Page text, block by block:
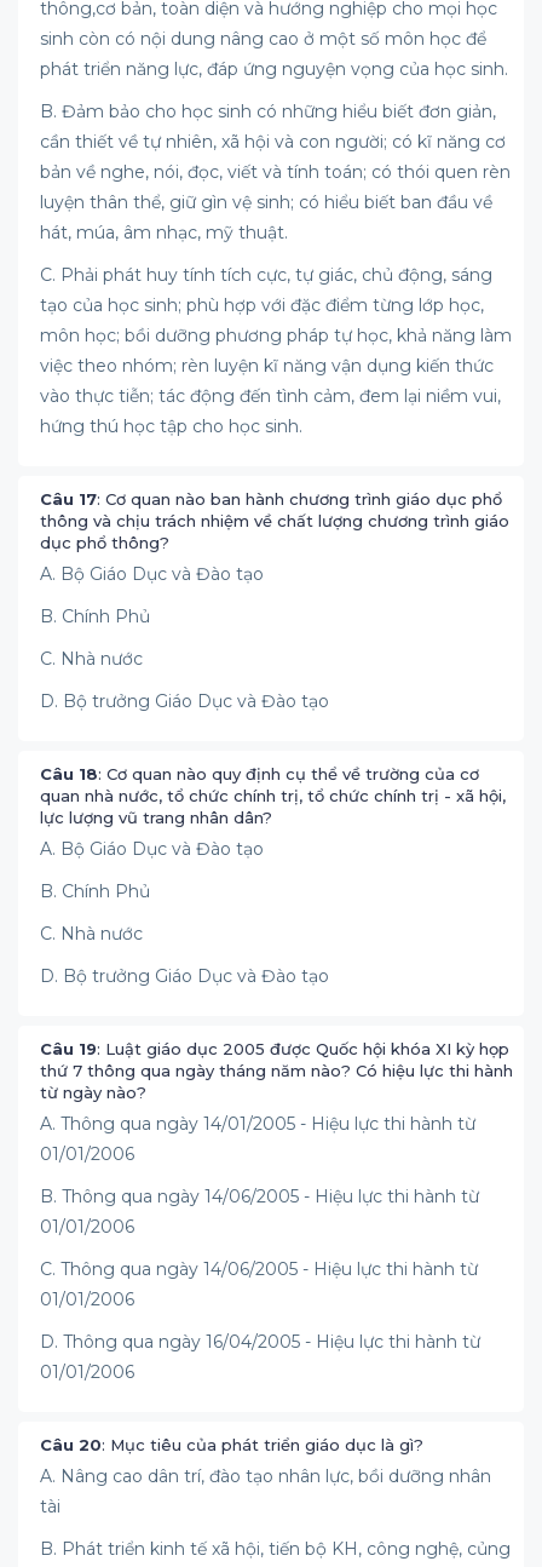
thông,cơ bản, toàn diện và hướng nghiệp cho mọi học
sinh còn có nội dung nâng cao ở một số môn học để
phát triển năng lực, đáp ứng nguyện vọng của học sinh.
B. Đảm bảo cho học sinh có những hiểu biết đơn giản,
cần thiết về tự nhiên, xã hội và con người; có kĩ năng cơ
bản về nghe, nói, đọc, viết và tính toán; có thói quen rèn
luyện thân thể, giữ gìn vệ sinh; có hiểu biết ban đầu về
hát, múa, âm nhạc, mỹ thuật.
C. Phải phát huy tính tích cực, tự giác, chủ động, sáng
tạo của học sinh; phù hợp với đặc điểm từng lớp học,
môn học; bồi dưỡng phương pháp tự học, khả năng làm
việc theo nhóm; rèn luyện kĩ năng vận dụng kiến thức
vào thực tiễn; tác động đến tình cảm, đem lại niềm vui,
hứng thú học tập cho học sinh.
Câu 17: Cơ quan nào ban hành chương trình giáo dục phổ
thông và chịu trách nhiệm về chất lượng chương trình giáo
dục phổ thông?
A. Bộ Giáo Dục và Đào tạo
B. Chính Phủ
C. Nhà nước
D. Bộ trưởng Giáo Dục và Đào tạo
Câu 18: Cơ quan nào quy định cụ thể về trường của cơ
quan nhà nước, tổ chức chính trị, tổ chức chính trị - xã hội,
lực lượng vũ trang nhân dân?
A. Bộ Giáo Dục và Đào tạo
B. Chính Phủ
C. Nhà nước
D. Bộ trưởng Giáo Dục và Đào tạo
Câu 19: Luật giáo dục 2005 được Quốc hội khóa XI kỳ họp
thứ 7 thông qua ngày tháng năm nào? Có hiệu lực thi hành
từ ngày nào?
A. Thông qua ngày 14/01/2005 - Hiệu lực thi hành từ
01/01/2006
B. Thông qua ngày 14/06/2005 - Hiệu lực thi hành từ
01/01/2006
C. Thông qua ngày 14/06/2005 - Hiệu lực thi hành từ
01/01/2006
D. Thông qua ngày 16/04/2005 - Hiệu lực thi hành từ
01/01/2006
Câu 20: Mục tiêu của phát triển giáo dục là gì?
A. Nâng cao dân trí, đào tạo nhân lực, bồi dưỡng nhân
tài
B. Phát triển kinh tế xã hội, tiến bộ KH, công nghệ, củng